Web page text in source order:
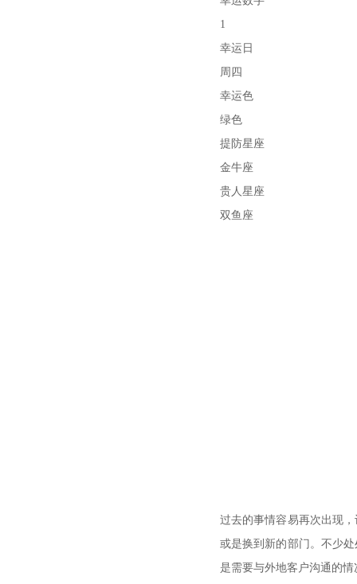
1
幸运日
周四
幸运色
绿色
提防星座
金牛座
贵人星座
双鱼座
过去的事情容易再次出现
或是换到新的部门。不少
是需要与外地客户沟通的情